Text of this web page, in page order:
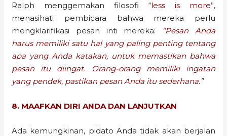
Ralph menggemakan filosofi “less is more”,
menasihati pembicara bahwa mereka perlu
mengklarifikasi pesan inti mereka:
“Pesan Anda
harus memiliki satu hal yang paling penting tentang
apa yang Anda katakan, untuk memastikan bahwa
pesan itu diingat. Orang-orang memiliki ingatan
yang pendek, pastikan pesan Anda itu sederhana.”
8. MAAFKAN DIRI ANDA DAN LANJUTKAN
Ada kemungkinan, pidato Anda tidak akan berjalan